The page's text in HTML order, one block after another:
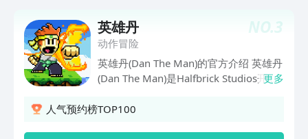
NO.3
英雄丹
动作冒险
英雄丹(Dan The Man)的官方介绍 英雄丹
(Dan The Man)是Halfbrick Studios开发
呀！ 你将把你的敌人打飞！你准备好用
更多
人气预约榜TOP100